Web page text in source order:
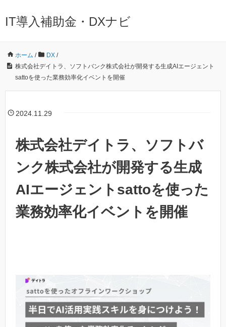
IT導入補助金・DXナビ
ホーム / DX /
株式会社デイトラ、ソフトバンク株式会社が開発する生成AIエージェント
sattoを使った業務効率化イベントを開催
2024.11.29
株式会社デイトラ、ソフトバ
ンク株式会社が開発する生成
AIエージェントsattoを使った
業務効率化イベントを開催